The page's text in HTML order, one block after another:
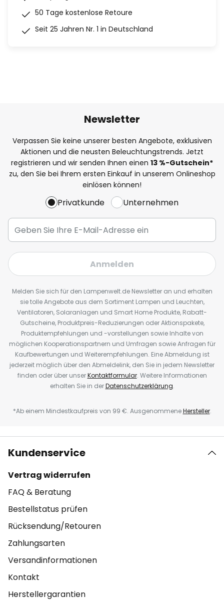
50 Tage kostenlose Retoure
Seit 25 Jahren Nr. 1 in Deutschland
Newsletter
Verpassen Sie keine unserer besten Angebote, exklusiven
Aktionen und die neusten Beleuchtungstrends. Jetzt
registrieren und wir senden Ihnen einen 13 %-Gutschein*
zu, den Sie bei Ihrem ersten Einkauf in unserem Onlineshop
einlösen können!
Privatkunde Unternehmen
Anmelden
Melden Sie sich für den Lampenwelt.de Newsletter an und erhalten
sie tolle Angebote aus dem Sortiment Lampen und Leuchten,
Ventilatoren, Solaranlagen und Smart Home Produkte, Rabatt-
Gutscheine, Produktpreis-Reduzierungen oder Aktionspakete,
Produktempfehlungen und -vorstellungen sowie Inhalte von
möglichen Kooperationspartnern und Umfragen sowie Anfragen für
Kaufbewertungen und Weiterempfehlungen. Eine Abmeldung ist
jederzeit möglich über den Abmeldelink, den Sie in jedem Newsletter
finden oder über unserKontaktformular. Weitere Informationen
erhalten Sie in derDatenschutzerklärung.
*Ab einem Mindestkaufpreis von 99 €. AusgenommeneHersteller.
Kundenservice
Vertrag widerrufen
FAQ & Beratung
Bestellstatus prüfen
Rücksendung/Retouren
Zahlungsarten
Versandinformationen
Kontakt
Herstellergarantien